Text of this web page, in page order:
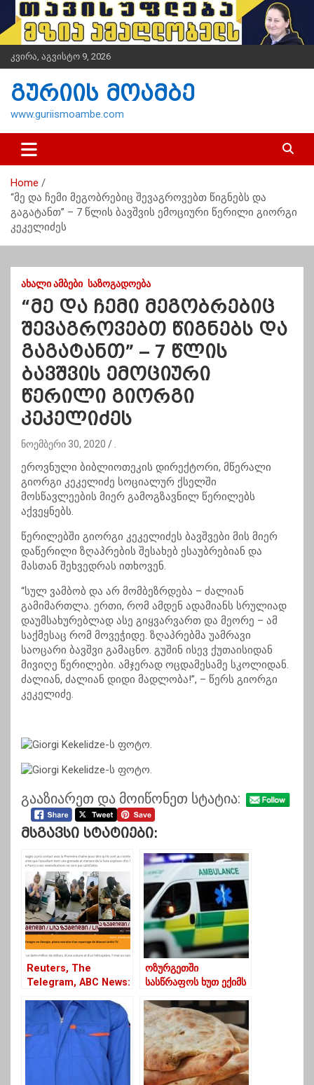
i
t
n
კვირა, აგვისტო 9, 2026
გურიის მოამბე
www.guriismoambe.com
Home
“მე და ჩემი მეგობრებიც შევაგროვებთ წიგნებს და
გაგატანთ” – 7 წლის ბავშვის ემოციური წერილი გიორგი
კეკელიძეს
ᲐᲮᲐᲚᲘ ᲐᲛᲑᲔᲑᲘ ᲡᲐᲖᲝᲒᲐᲓᲝᲔᲑᲐ
“მე და ჩემი მეგობრებიც
შევაგროვებთ წიგნებს და
გაგატანთ” – 7 წლის
ბავშვის ემოციური
წერილი გიორგი
კეკელიძეს
ნოემბერი 30, 2020
ეროვნული ბიბლიოთეკის დირექტორი, მწერალი
გიორგი კეკელიძე სოციალურ ქსელში
მოსწავლეების მიერ გამოგზავნილ წერილებს
აქვეყნებს.
წერილებში გიორგი კეკელიძეს ბავშვები მის მიერ
დაწერილი ზღაპრების შესახებ ესაუბრებიან და
მასთან შეხვედრას ითხოვენ.
“სულ ვამბობ და არ მომბეზრდება – ძალიან
გამიმართლა. ერთი, რომ ამდენ ადამიანს სრულიად
დაუმსახურებლად ასე გიყვარვართ და მეორე – ამ
საქმესაც რომ მოვეჭიდე. ზღაპრებმა უამრავი
საოცარი ბავშვი გამაცნო. გუშინ ისევ ქუთაისიდან
მივიღე წერილები. ამჯერად ოცდამესამე სკოლიდან.
ძალიან, ძალიან დიდი მადლობა!”, – წერს გიორგი
კეკელიძე.
გააზიარეთ და მოიწონეთ სტატია:
Მსგავსი Სტატიები:
Reuters, The
Telegram, ABC News:
ზუგდიდში მიმდინარე
მოვლენებზე წერს
ოზურგეთში
სასწრაფოს ხუთ ექიმს
დაუდასტურდა